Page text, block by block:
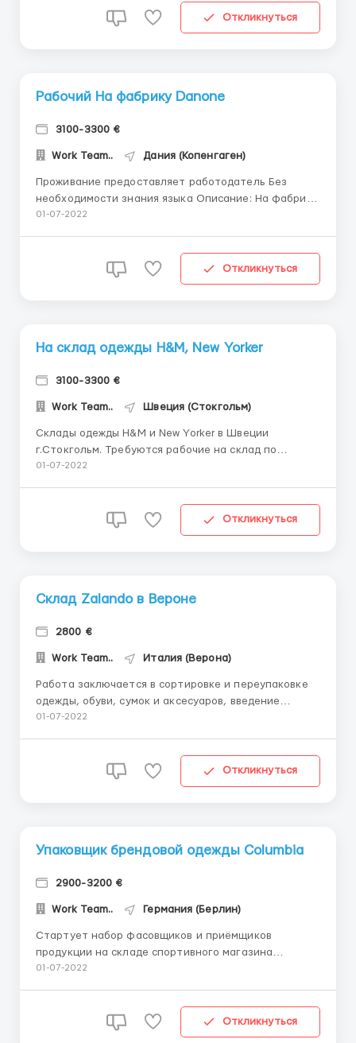
Откликнуться
Рабочий На фабрику Danone
3100-3300 €
Work Team.. Дания (Копенгаген)
Проживание предоставляет работодатель Без
необходимости знания языка Описание: На фабрику
Danone вблизи Копенгагена требуется рабочий на
погрузчик; Компания предоставляет: Бесплатное
01-07-2022
Откликнуться
На склад одежды H&M, New Yorker
3100-3300 €
Work Team.. Швеция (Стокгольм)
Склады одежды H&M и New Yorker в Швеции
г.Стокгольм. Требуются рабочие на склад по
сортировке брендовой одежды.Работа очень
город Стокгольм Обязанности: упаковке заказов в
картонные коробки; сортиров...
01-07-2022
Откликнуться
Склад Zalando в Вероне
2800 €
Work Team.. Италия (Верона)
Работа заключается в сортировке и переупаковке
одежды, обуви, сумок и аксесуаров, введение
данных с товара при помощи сканера в компьютер.
специальных навыков и опыта, без шумов и запахов
01-07-2022
Откликнуться
Упаковщик брендовой одежды Columbia
2900-3200 €
Work Team.. Германия (Берлин)
Стартует набор фасовщиков и приёмщиков
продукции на складе спортивного магазина
«Columbia Sportswear Ingolstadt Outlet»!
01-07-2022
Откликнуться